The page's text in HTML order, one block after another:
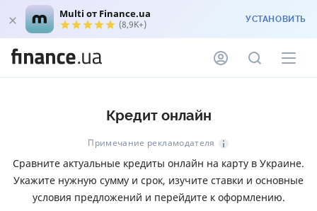
Multi от Finance.ua
(8,9K+) УСТАНОВИТЬ
Кредит онлайн
Примечание рекламодателя
Сравните актуальные кредиты онлайн на карту в Украине.
Укажите нужную сумму и срок, изучите ставки и основные
условия предложений и перейдите к оформлению.